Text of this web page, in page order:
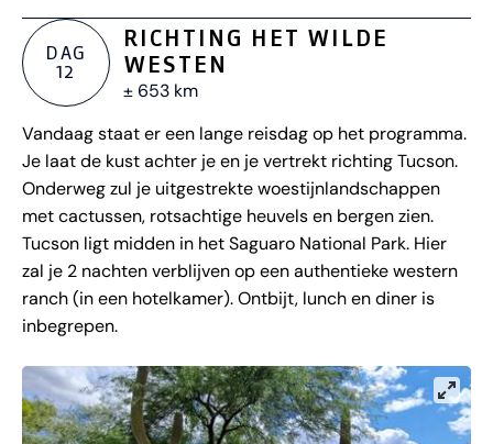
DAG
12
RICHTING HET WILDE
WESTEN
± 653 km
Vandaag staat er een lange reisdag op het programma.
Je laat de kust achter je en je vertrekt richting Tucson.
Onderweg zul je uitgestrekte woestijnlandschappen
met cactussen, rotsachtige heuvels en bergen zien.
Tucson ligt midden in het Saguaro National Park. Hier
zal je 2 nachten verblijven op een authentieke western
ranch (in een hotelkamer). Ontbijt, lunch en diner is
inbegrepen.